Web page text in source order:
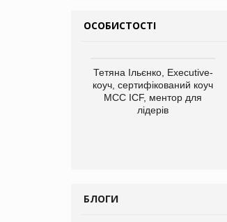
ОСОБИСТОСТІ
Тетяна Ільєнко, Executive-
коуч, сертифікований коуч
МСС ICF, ментор для
лідерів
БЛОГИ